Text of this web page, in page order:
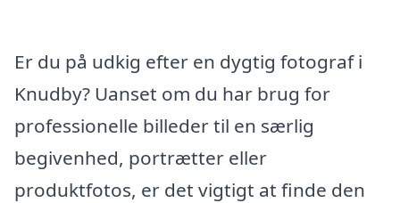
Er du på udkig efter en dygtig fotograf i
Knudby? Uanset om du har brug for
professionelle billeder til en særlig
begivenhed, portrætter eller
produktfotos, er det vigtigt at finde den